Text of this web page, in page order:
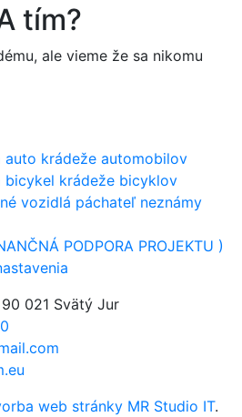
tím?
ale vieme že sa nikomu
auto krádeže automobilov
bicykel krádeže bicyklov
vozidlá páchateľ neznámy
PODPORA PROJEKTU )
021 Svätý Jur
web stránky MR Studio IT.